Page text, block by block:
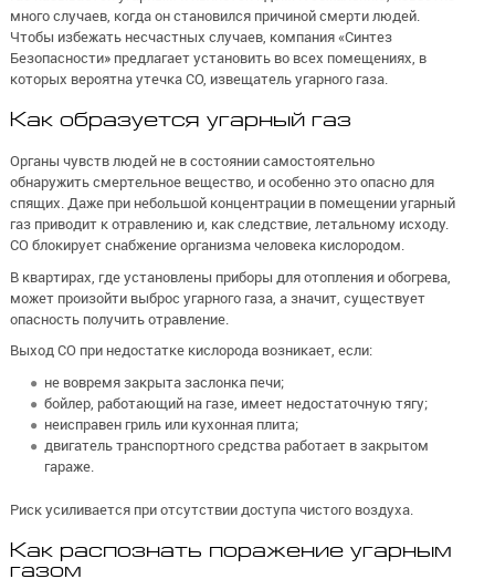
много случаев, когда он становился причиной смерти людей.
Чтобы избежать несчастных случаев, компания «Синтез
Безопасности» предлагает установить во всех помещениях, в
которых вероятна утечка СО, извещатель угарного газа.
Как образуется угарный газ
Органы чувств людей не в состоянии самостоятельно
обнаружить смертельное вещество, и особенно это опасно для
спящих. Даже при небольшой концентрации в помещении угарный
газ приводит к отравлению и, как следствие, летальному исходу.
СО блокирует снабжение организма человека кислородом.
В квартирах, где установлены приборы для отопления и обогрева,
может произойти выброс угарного газа, а значит, существует
опасность получить отравление.
Выход СО при недостатке кислорода возникает, если:
не вовремя закрыта заслонка печи;
бойлер, работающий на газе, имеет недостаточную тягу;
неисправен гриль или кухонная плита;
двигатель транспортного средства работает в закрытом
гараже.
Риск усиливается при отсутствии доступа чистого воздуха.
Как распознать поражение угарным
газом